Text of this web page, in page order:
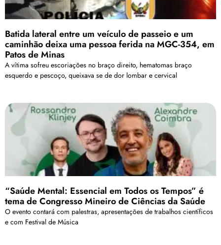
Batida lateral entre um veículo de passeio e um
caminhão deixa uma pessoa ferida na MGC-354, em
Patos de Minas
A vítima sofreu escoriações no braço direito, hematomas braço
esquerdo e pescoço, queixava se de dor lombar e cervical
“Saúde Mental: Essencial em Todos os Tempos” é
tema de Congresso Mineiro de Ciências da Saúde
O evento contará com palestras, apresentações de trabalhos científicos
e com Festival de Música